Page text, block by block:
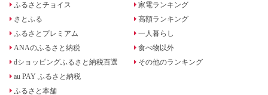
ふるさとチョイス
さとふる
ふるさとプレミアム
ANAのふるさと納税
dショッピングふるさと納税百選
au PAY ふるさと納税
ふるさと本舗
家電ランキング
高額ランキング
一人暮らし
食べ物以外
その他のランキング